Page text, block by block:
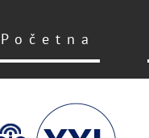
Početna